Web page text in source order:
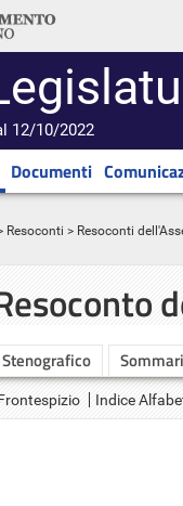
12/10/2022
Documenti
Resoconti > Resoconti
Stenografico
Indice